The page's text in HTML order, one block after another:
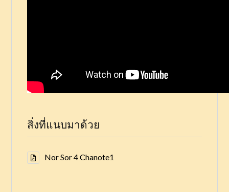
สิ่งที่แนบมาด้วย
Nor Sor 4 Chanote1